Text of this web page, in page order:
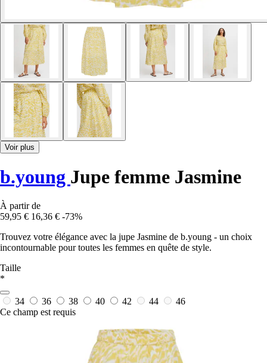
Voir plus
b.young Jupe femme Jasmine
À partir de
59,95 € 16,36 € -73%
Trouvez votre élégance avec la jupe Jasmine de b.young - un choix
incontournable pour toutes les femmes en quête de style.
Taille
*
34 36 38 40 42 44
46
Ce champ est requis